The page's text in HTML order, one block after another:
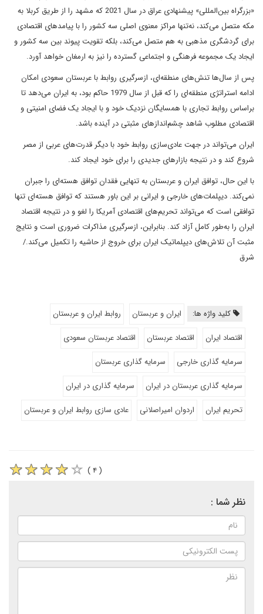
«بزرگراه بین‌المللی» پیشنهادی عراق در سال 2021 که مشهد را از طریق کربلا به
مکه متصل می‌کند، نه‌تنها مراکز معنوی اصلی سه کشور را با پیامدهای اقتصادی
برای گردشگری مذهبی به هم متصل می‌کند، بلکه تقویت پیوند بین سه کشور و
ایجاد یک مجموعه فرهنگی و اجتماعی گسترده را نیز به ارمغان خواهد آورد.
پس از سال‌ها تنش‌های منطقه‌ای، ازسرگیری روابط با عربستان سعودی امکان
ادامه استراتژی منطقه‌ای را که قبل از سال 1979 حاکم بود، به ایران می‌دهد تا
براساس روابط تجاری با همسایگان نزدیک خود و با ایجاد یک فضای امنیتی و
اقتصادی مطلوب شاهد چشم‌اندازهای مثبتی در آینده باشد.
ایران می‌تواند در جهت عادی‌سازی روابط خود با دیگر قدرت‌های عربی از مصر
شروع کند و در نتیجه بازارهای جدیدی را برای خود ایجاد کند.
با این حال، توافق ایران و عربستان به تنهایی فقدان توافق هسته‌ای را جبران
نمی‌کند. دیپلمات‌های خارجی و ایرانی بر این باور هستند که توافق هسته‌ای تنها
توافقی است که می‌تواند تحریم‌های اقتصادی آمریکا را لغو و در نتیجه اقتصاد
ایران را به‌طور کامل آزاد کند. بنابراین، ازسرگیری مذاکرات ضروری است و نتایج
مثبت آن تلاش‌های دیپلماتیک ایران برای خروج از حاشیه را تکمیل می‌کند./
شرق
کلید واژه ها: ایران و عربستان
روابط ایران و عربستان
اقتصاد ایران
اقتصاد عربستان
اقتصاد عربستان سعودی
سرمایه گذاری خارجی
سرمایه گذاری عربستان
سرمایه گذاری عربستان در ایران
سرمایه گذاری در ایران
تحریم ایران
اردوان امیراصلانی عادی سازی روابط ایران و عربستان
( ۴ )
نظر شما :